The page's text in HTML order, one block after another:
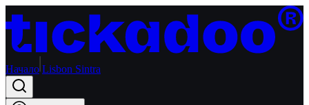
Начало Lisbon Sintra